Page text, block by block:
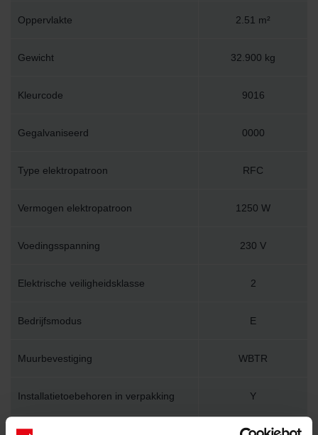
Oppervlakte 2.51 m²
Gewicht 32.900 kg
Kleurcode 9016
Gegalvaniseerd 0000
Type elektropatroon RFC
Vermogen elektropatroon 1250 W
Voedingsspanning 230 V
Elektrische veiligheidsklasse 2
Bedrijfsmodus E
Muurbevestiging WBTR
Installatietoebehoren in verpakking Y